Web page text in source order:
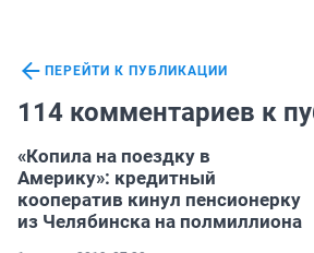
ПЕРЕЙТИ К ПУБЛИКАЦИИ
114 комментариев к
«Копила на поездку в
Америку»: кредитный
кооператив кинул пенсионерку
из Челябинска на полмиллиона